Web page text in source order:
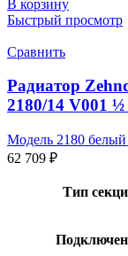
В корзину
Быстрый просмотр
Сравнить
Радиатор
2180/14 V001
Модель 2180
62 709 ₽
Тип